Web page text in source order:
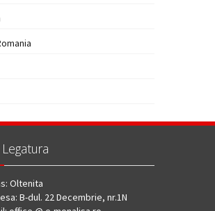
Oltenita
B-dul. 22 Decembrie, nr.1N